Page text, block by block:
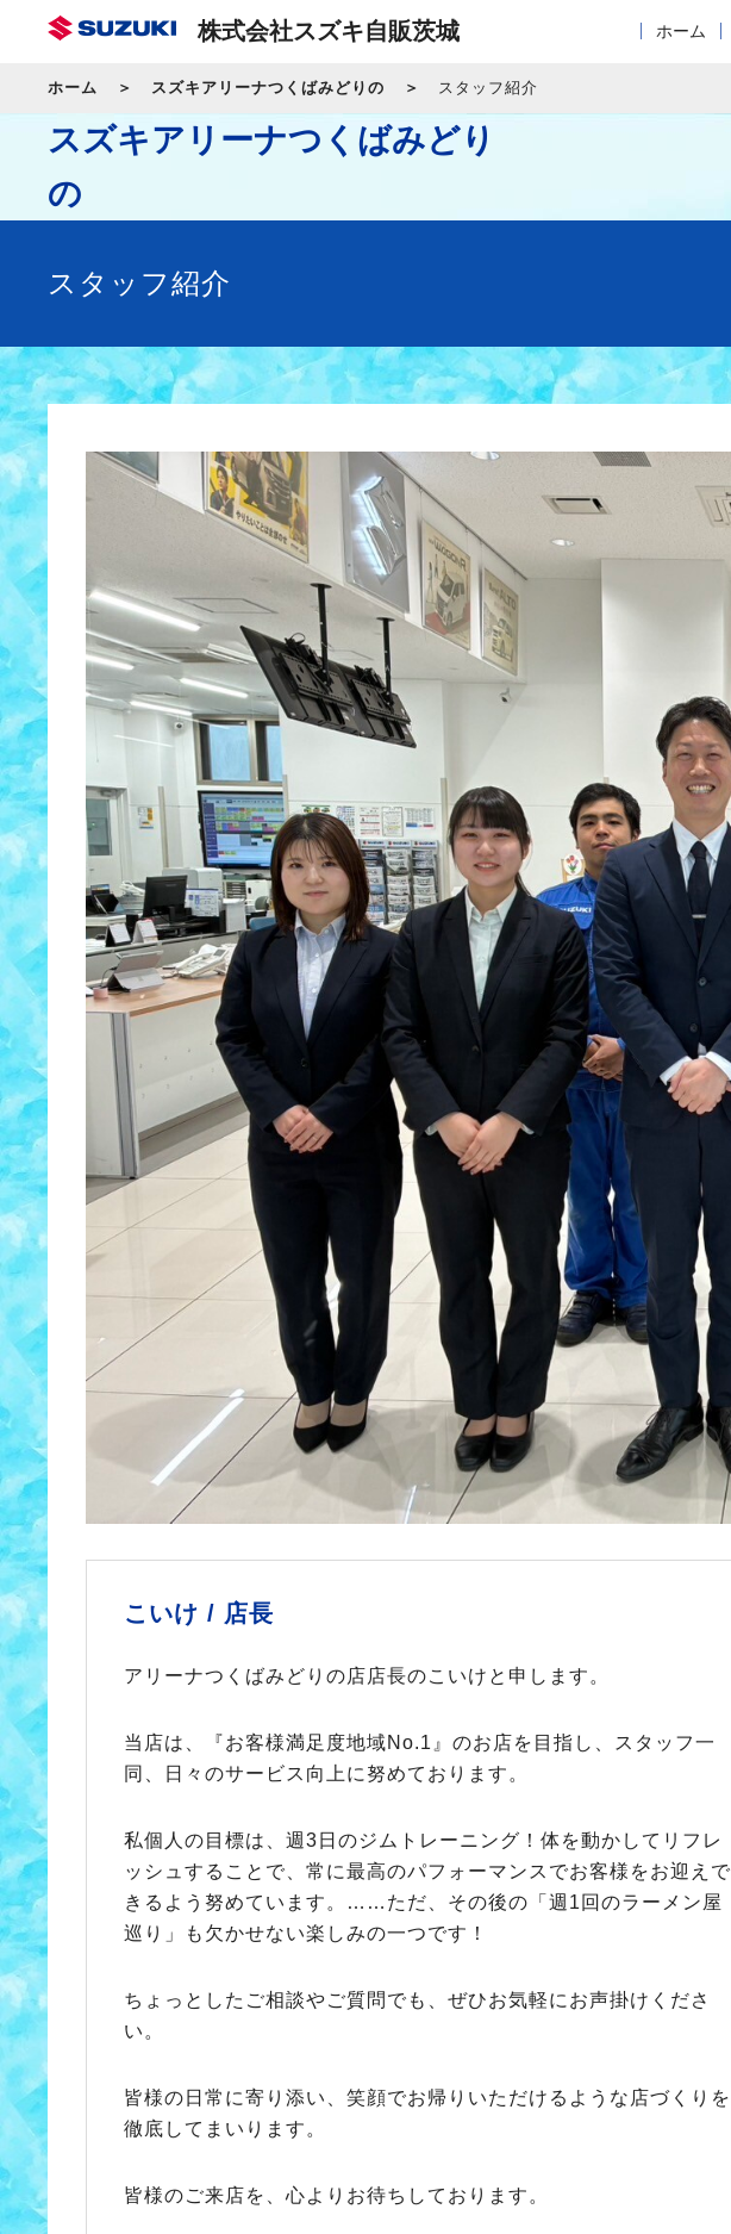
株式会社スズキ自販茨城 ホーム
ホーム スズキアリーナつくばみどりの スタッフ紹介
スズキアリーナつくばみどり
の
スタッフ紹介
こいけ / 店長
アリーナつくばみどりの店店長のこいけと申します。
当店は、『お客様満足度地域No.1』のお店を目指し、スタッフ一
同、日々のサービス向上に努めております。
私個人の目標は、週3日のジムトレーニング！体を動かしてリフレ
ッシュすることで、常に最高のパフォーマンスでお客様をお迎えで
きるよう努めています。……ただ、その後の「週1回のラーメン屋
巡り」も欠かせない楽しみの一つです！
ちょっとしたご相談やご質問でも、ぜひお気軽にお声掛けくださ
い。
皆様の日常に寄り添い、笑顔でお帰りいただけるような店づくりを
徹底してまいります。
皆様のご来店を、心よりお待ちしております。